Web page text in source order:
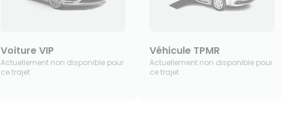
Voiture VIP
Actuellement non disponible pour
ce trajet
Véhicule TPMR
Actuellement non disponible pour
ce trajet